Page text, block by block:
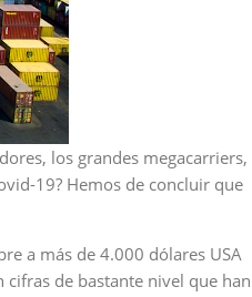
los grandes megacarriers,
19? Hemos de concluir que
a más de 4.000 dólares USA
cifras de bastante nivel que han